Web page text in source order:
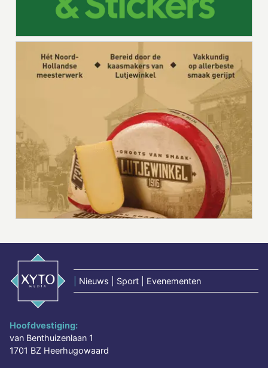
Nieuws | Sport | Evenementen
Hoofdvestiging:
van Benthuizenlaan 1
1701 BZ Heerhugowaard